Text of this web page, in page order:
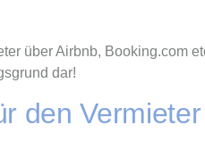
über Airbnb, Booking.com
dar!
den